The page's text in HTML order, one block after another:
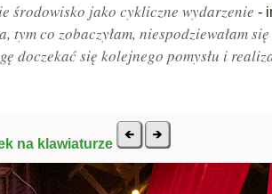
środowisko jako cykliczne wydarzenie -
tym co zobaczyłam, niespodziewałam
doczekać się kolejnego pomysłu i
na klawiaturze